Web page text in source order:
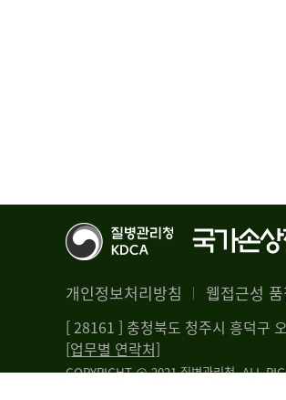
개인정보처리방침 웹접근성
[ 28161 ] 충청북도 청주시 흥덕구
[업무별 연락처]
COPYRIGHT @ 2021 질병관리청. ALL